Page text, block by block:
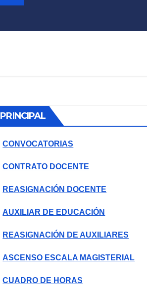
PRINCIPAL
CONVOCATORIAS
CONTRATO DOCENTE
REASIGNACIÓN DOCENTE
AUXILIAR DE EDUCACIÓN
REASIGNACIÓN DE AUXILIARES
ASCENSO ESCALA MAGISTERIAL
CUADRO DE HORAS